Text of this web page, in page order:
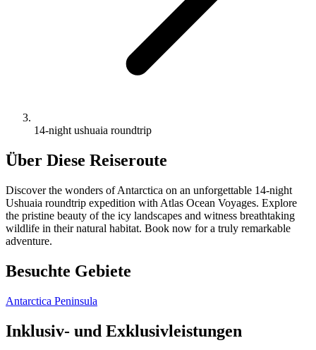
14-night ushuaia roundtrip
Über Diese Reiseroute
Discover the wonders of Antarctica on an unforgettable 14-night
Ushuaia roundtrip expedition with Atlas Ocean Voyages. Explore
the pristine beauty of the icy landscapes and witness breathtaking
wildlife in their natural habitat. Book now for a truly remarkable
adventure.
Besuchte Gebiete
Antarctica Peninsula
Inklusiv- und Exklusivleistungen